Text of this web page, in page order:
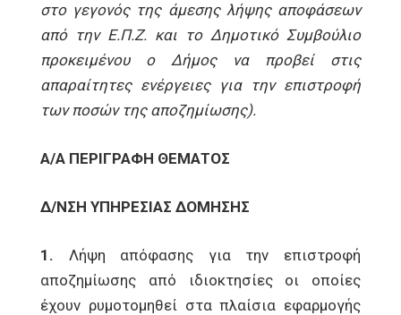
στο γεγονός της άμεσης λήψης αποφάσεων
από την Ε.Π.Ζ. και το Δημοτικό Συμβούλιο
προκειμένου ο Δήμος να προβεί στις
απαραίτητες ενέργειες για την επιστροφή
των ποσών της αποζημίωσης).
Α/Α ΠΕΡΙΓΡΑΦΗ ΘΕΜΑΤΟΣ
Δ/ΝΣΗ ΥΠΗΡΕΣΙΑΣ ΔΟΜΗΣΗΣ
1. Λήψη απόφασης για την επιστροφή
αποζημίωσης από ιδιοκτησίες οι οποίες
έχουν ρυμοτομηθεί στα πλαίσια εφαρμογής